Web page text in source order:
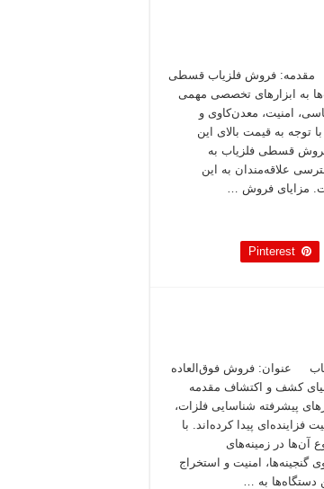
فروش فلزیاب قسطی
به ابزارهای تخصصی مهمی
امنیت، معدن‌کاوی و
توجه به قیمت بالای این
فروش قسطی فلزیاب به
علاقه‌مندان به این
مزایای فروش …
Pinterest
عنوان: فروش فوق‌العاده
کشف و اکتشاف مقدمه
پیشرفته شناسایی فلزات،
فزاینده‌ای پیدا کرده‌اند. با
آن‌ها در زمینه‌های
امنیت و استخراج
دستگاه‌ها به …